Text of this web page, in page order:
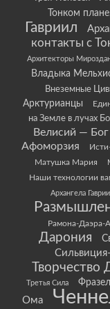
Тонком
Гавриил
контакты с
Архитекторы
Владыка
Внеземные
Арктурианцы
на Земле в лучах
Велисий —
Афоморзия
Матушка Мария
Наши технологии
Архангела
Рамона-Даэра-
Дарония
Творчество
Третья Сила
Ома